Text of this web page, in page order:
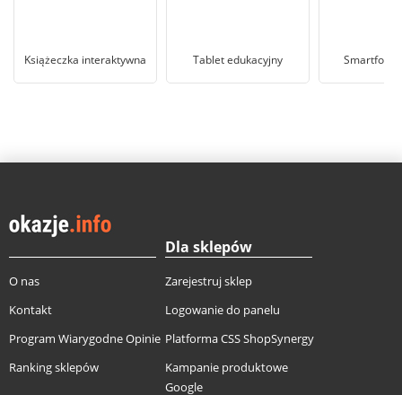
Książeczka interaktywna Tablet edukacyjny Smartfon
O nas
Kontakt
Program Wiarygodne Opinie
Ranking sklepów
Dla sklepów
Zarejestruj sklep
Logowanie do panelu
Platforma CSS ShopSynergy
Kampanie produktowe
Google